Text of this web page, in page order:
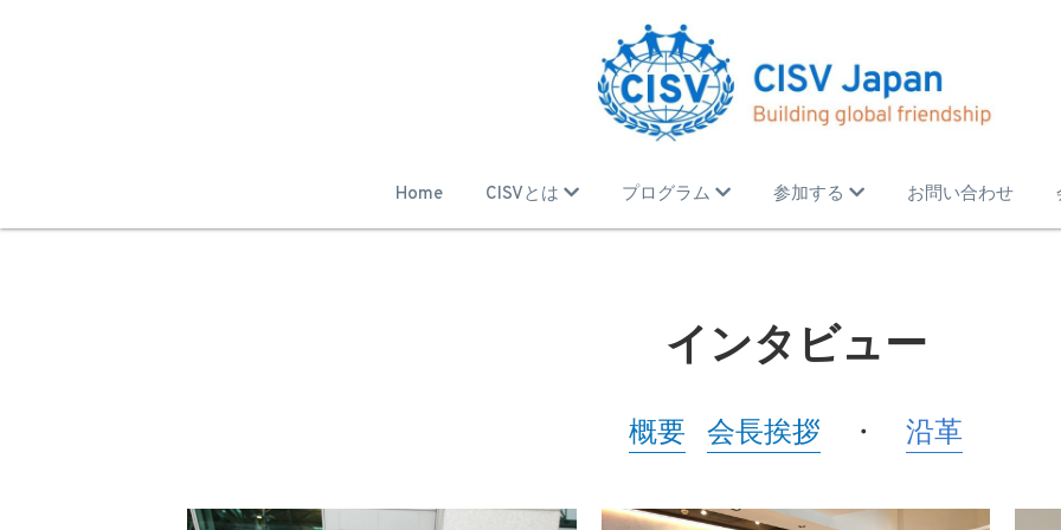
Home CISVとは プログラム 参加する お問い合わせ
インタビュー
概要 会長挨拶 ・ 沿革